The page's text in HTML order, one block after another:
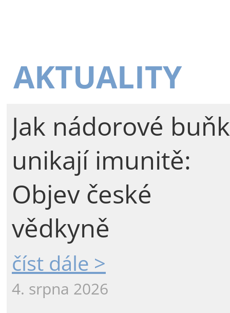
AKTUALITY
Jak nádorové
unikají imunitě:
Objev české
vědkyně
číst dále >
4. srpna 2026